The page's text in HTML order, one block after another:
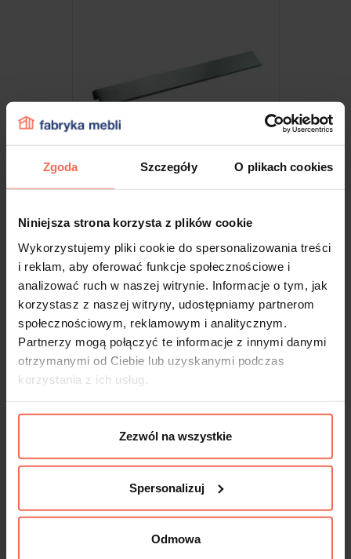
Zgoda Szczegóły O plikach cookies
Niniejsza strona korzysta z plików cookie
Wykorzystujemy pliki cookie do spersonalizowania treści
i reklam, aby oferować funkcje społecznościowe i
analizować ruch w naszej witrynie. Informacje o tym, jak
korzystasz z naszej witryny, udostępniamy partnerom
społecznościowym, reklamowym i analitycznym.
Partnerzy mogą połączyć te informacje z innymi danymi
otrzymanymi od Ciebie lub uzyskanymi podczas
korzystania z ich usług.
Zezwól na wszystkie
Spersonalizuj
Odmowa
nierdzewnej